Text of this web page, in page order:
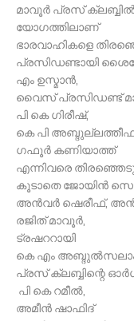
മാവൂർ പ്രസ്
യോഗത്തിലാണ്
ഭാരവാഹികളെ
പ്രസിഡണ്ടായി
എം ഉസ്മാൻ,
വൈസ് പ്രസിഡണ്ട്
പി കെ ഗിരീഷ്,
കെ പി
ഗഫൂർ കണിയാത്ത്
എന്നിവരെ
കൂടാതെ ജോയിൻ
അൻവർ ഷെരീഫ്,
രജിത് മാവൂർ,
ട്രഷററായി
കെ എം
പ്രസ് ക്ലബ്ബിന്റെ
പി കെ റമീൽ,
അമീൻ ഷാഫിദ്